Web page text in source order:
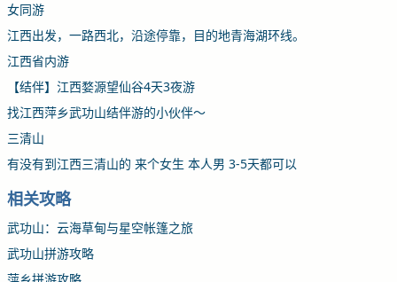
女同游
江西出发，一路西北，沿途停靠，目的地青海湖环线。
江西省内游
【结伴】江西婺源望仙谷4天3夜游
找江西萍乡武功山结伴游的小伙伴～
三清山
有没有到江西三清山的 来个女生 本人男 3-5天都可以
相关攻略
武功山：云海草甸与星空帐篷之旅
武功山拼游攻略